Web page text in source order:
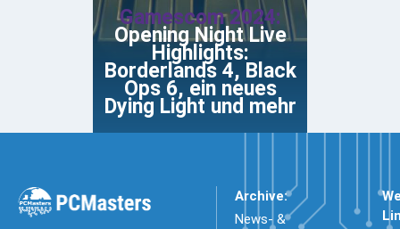
Gamescom 2024:
Opening Night Live
Highlights:
Borderlands 4, Black
Ops 6, ein neues
Dying Light und mehr
Archive:
News- &